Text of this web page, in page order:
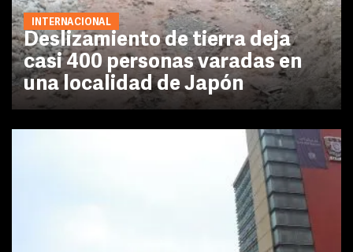
INTERNACIONAL
Deslizamiento de tierra deja
casi 400 personas varadas en
una localidad de Japón